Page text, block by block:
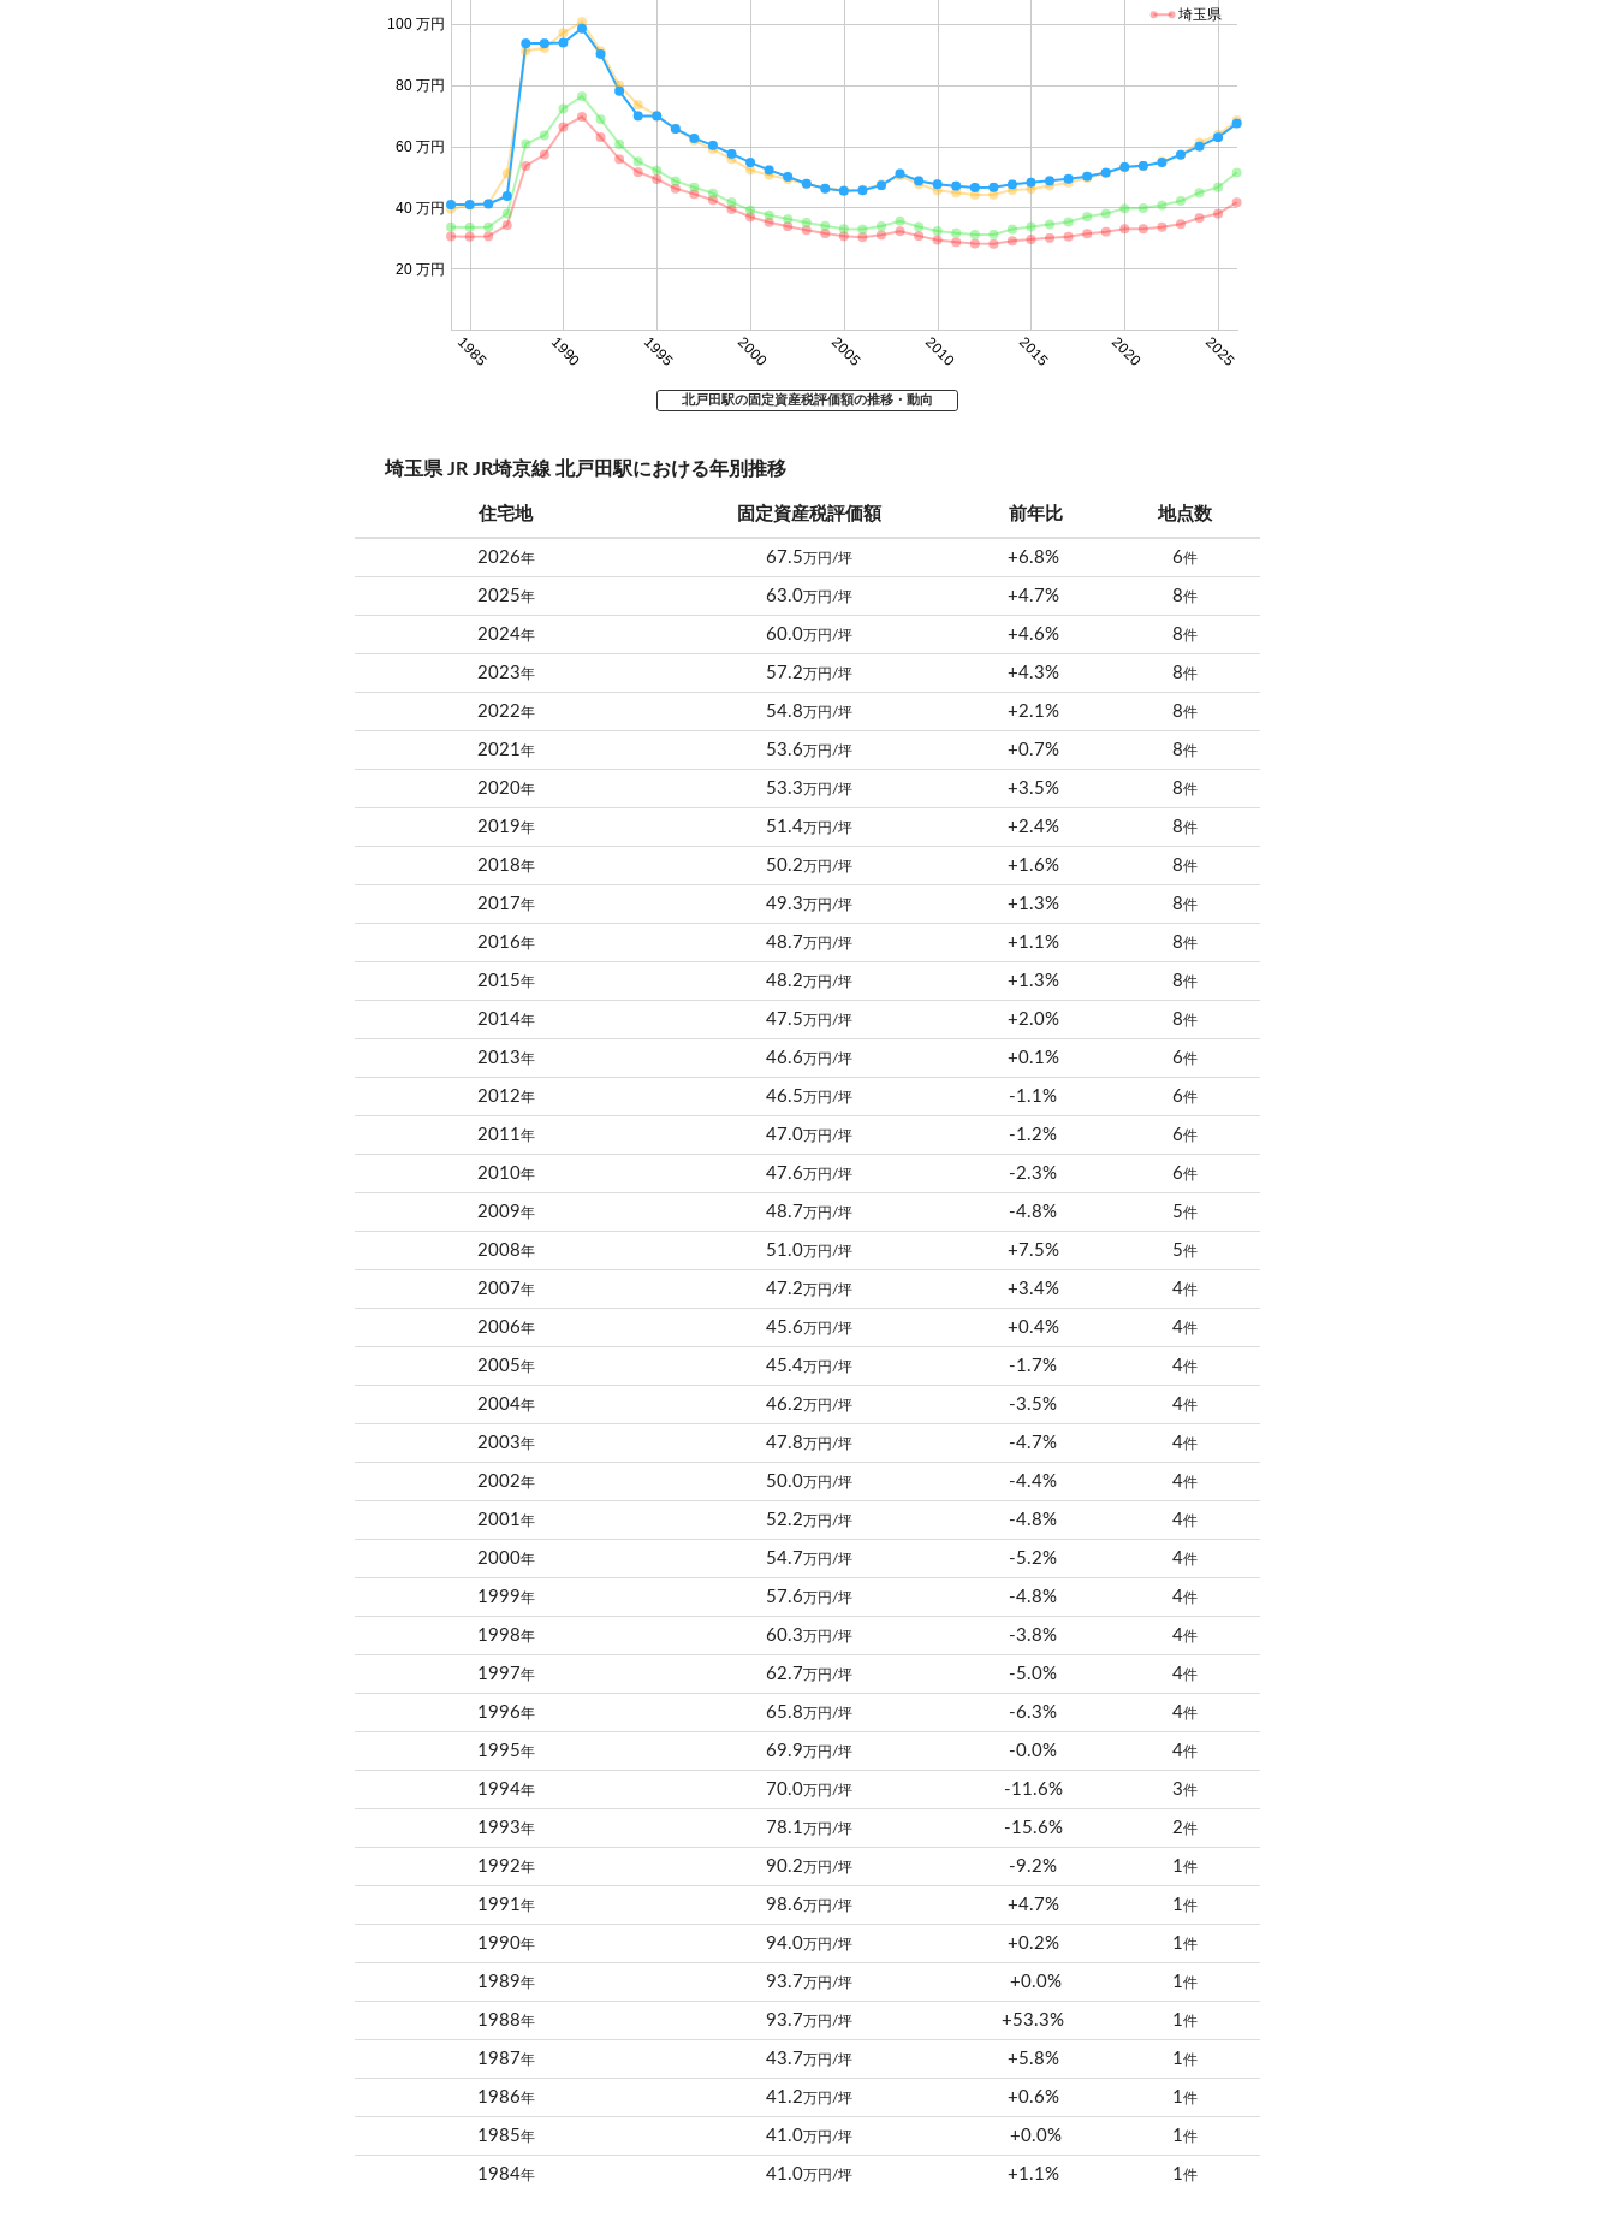
1985 1990 1995 2000 2005 2010 2015 2020 2025
20 万円
40 万円
60 万円
80 万円
100 万円
埼玉県
北戸田駅の固定資産税評価額の推移・動向
埼玉県 JR JR埼京線 北戸田駅における年別推移
住宅地 固定資産税評価額 前年比 地点数
2026年 67.5万円/坪 +6.8% 6件
2025年 63.0万円/坪 +4.7% 8件
2024年 60.0万円/坪 +4.6% 8件
2023年 57.2万円/坪 +4.3% 8件
2022年 54.8万円/坪 +2.1% 8件
2021 年 53.6万円/坪 +0.7% 8件
2020年 53.3万円/坪 +3.5% 8件
2019年 51.4万円/坪 +2.4% 8件
2018年 50.2万円/坪 +1.6% 8件
2017年 49.3万円/坪 +1.3% 8件
2016年 48.7万円/坪 +1.1% 8件
2015年 48.2万円/坪 +1.3% 8件
2014年 47.5万円/坪 +2.0% 8件
2013年 46.6万円/坪 +0.1% 6件
2012年 46.5万円/坪 -1.1% 6件
2011 年 47.0万円/坪 -1.2% 6件
2010年 47.6万円/坪 -2.3% 6件
2009年 48.7万円/坪 -4.8% 5件
2008年 51.0万円/坪 +7.5% 5件
2007年 47.2万円/坪 +3.4% 4件
2006年 45.6万円/坪 +0.4% 4件
2005年 45.4万円/坪 -1.7% 4件
2004年 46.2万円/坪 -3.5% 4件
2003年 47.8万円/坪 -4.7% 4件
2002年 50.0万円/坪 -4.4% 4件
2001 年 52.2万円/坪 -4.8% 4件
2000年 54.7万円/坪 -5.2% 4件
1999年 57.6万円/坪 -4.8% 4件
1998年 60.3万円/坪 -3.8% 4件
1997年 62.7万円/坪 -5.0% 4件
1996年 65.8万円/坪 -6.3% 4件
1995年 69.9万円/坪 -0.0% 4件
1994年 70.0万円/坪 -11.6% 3件
1993年 78.1 万円/坪 -15.6% 2件
1992年 90.2万円/坪 -9.2% 1件
1991 年 98.6万円/坪 +4.7% 1件
1990年 94.0万円/坪 +0.2% 1件
1989年 93.7万円/坪 +0.0% 1件
1988年 93.7万円/坪 +53.3% 1件
1987年 43.7万円/坪 +5.8% 1件
1986年 41.2万円/坪 +0.6% 1件
1985年 41.0万円/坪 +0.0% 1件
1984年 41.0万円/坪 +1.1% 1件